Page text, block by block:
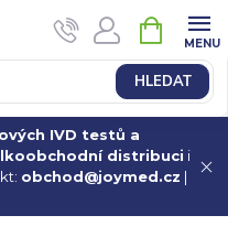
HLEDAT
KOŠÍK
IVD testů a
distribuci i
obchod@joymed.cz |